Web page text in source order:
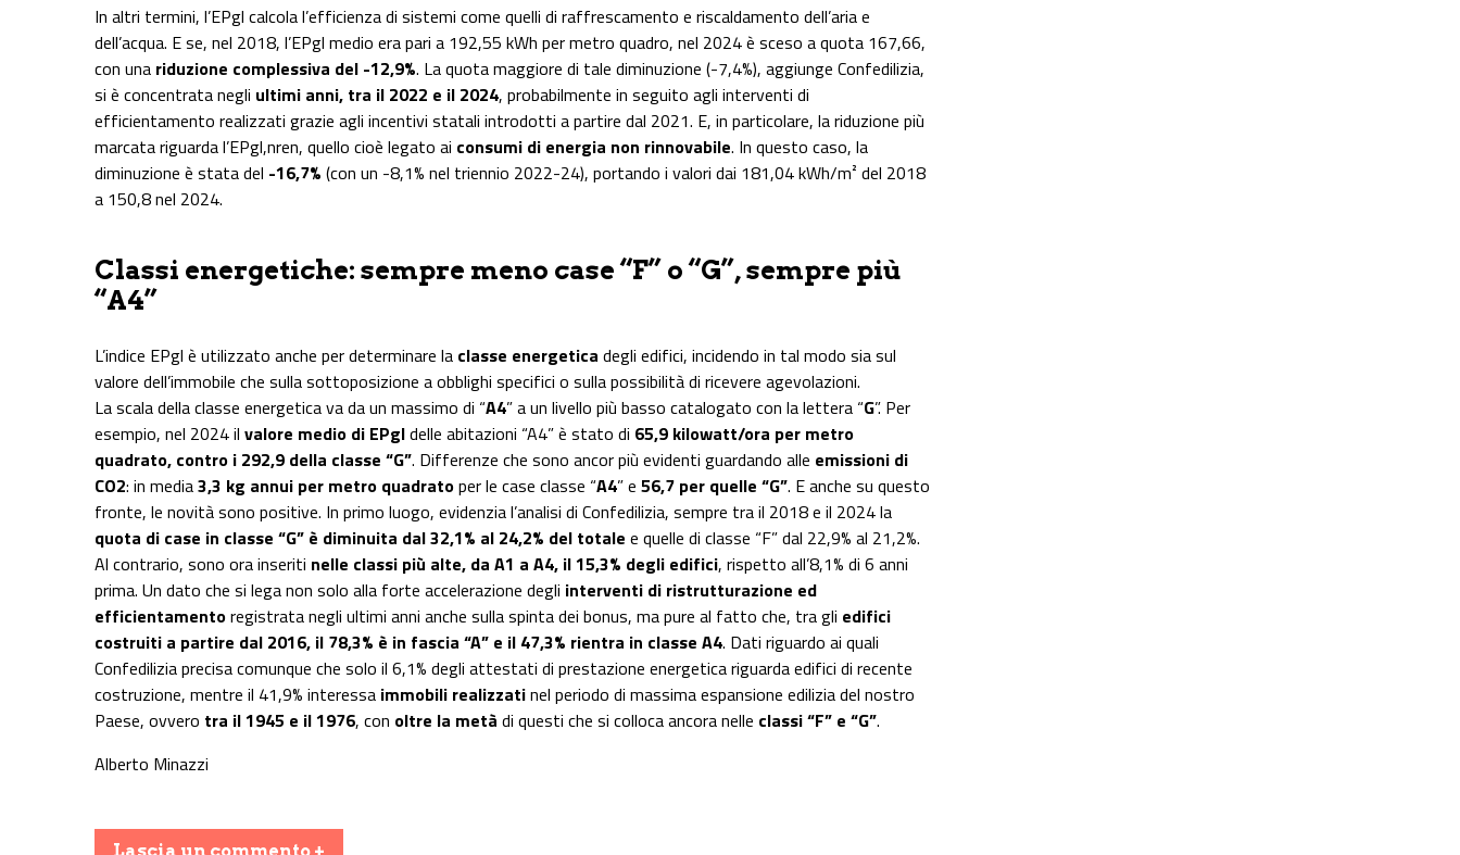
In altri termini, l’EPgl calcola l’efficienza di sistemi come quelli di raffrescamento e riscaldamento dell’aria e
dell’acqua. E se, nel 2018, l’EPgl medio era pari a 192,55 kWh per metro quadro, nel 2024 è sceso a quota 167,66,
con una riduzione complessiva del -12,9%. La quota maggiore di tale diminuzione (-7,4%), aggiunge Confedilizia,
si è concentrata negli ultimi anni, tra il 2022 e il 2024, probabilmente in seguito agli interventi di
efficientamento realizzati grazie agli incentivi statali introdotti a partire dal 2021. E, in particolare, la riduzione più
marcata riguarda l’EPgl,nren, quello cioè legato ai consumi di energia non rinnovabile. In questo caso, la
diminuzione è stata del -16,7% (con un -8,1% nel triennio 2022-24), portando i valori dai 181,04 kWh/m² del 2018
a 150,8 nel 2024.
Classi energetiche: sempre meno case “F” o “G”, sempre più
“A4”
L’indice EPgl è utilizzato anche per determinare la classe energetica degli edifici, incidendo in tal modo sia sul
valore dell’immobile che sulla sottoposizione a obblighi specifici o sulla possibilità di ricevere agevolazioni.
La scala della classe energetica va da un massimo di “A4” a un livello più basso catalogato con la lettera “G”. Per
esempio, nel 2024 il valore medio di EPgldelle abitazioni “A4” è stato di 65,9 kilowatt/ora per metro
quadrato, contro i 292,9 della classe “G”. Differenze che sono ancor più evidenti guardando alle emissioni di
CO2: in media3,3 kg annui per metro quadratoper le case classe “A4” e 56,7 per quelle “G”. E anche su questo
fronte, le novità sono positive. In primo luogo, evidenzia l’analisi di Confedilizia, sempre tra il 2018 e il 2024 la
quota di case in classe “G” è diminuita dal 32,1% al 24,2% del totale e quelle di classe “F” dal 22,9% al 21,2%.
Al contrario, sono ora inseriti nelle classi più alte, da A1 a A4, il 15,3% degli edifici, rispetto all’8,1% di 6 anni
prima. Un dato che si lega non solo alla forte accelerazione degli interventi di ristrutturazione ed
efficientamentoregistrata negli ultimi anni anche sulla spinta dei bonus, ma pure al fatto che, tra gli edifici
costruiti a partire dal 2016, il 78,3% è in fascia “A” e il 47,3% rientra in classe A4. Dati riguardo ai quali
Confedilizia precisa comunque che solo il 6,1% degli attestati di prestazione energetica riguarda edifici di recente
costruzione, mentre il 41,9% interessa immobili realizzatinel periodo di massima espansione edilizia del nostro
Paese, ovvero tra il 1945 e il 1976, con oltre la metà di questi che si colloca ancora nelle classi “F” e “G”.
Alberto Minazzi